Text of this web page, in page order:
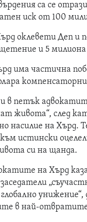
са се
иск от 100
оклевети Деп и
и 5
има частична
в петък
живота“, след
насилие на Хърд.
истински
си на щанда.
на Хърд
в най-